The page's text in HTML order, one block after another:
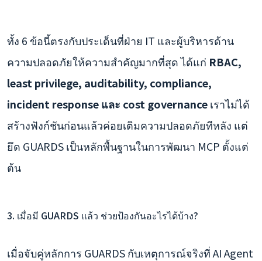
ทั้ง 6 ข้อนี้ตรงกับประเด็นที่ฝ่าย IT และผู้บริหารด้าน
ความปลอดภัยให้ความสำคัญมากที่สุด ได้แก่ RBAC,
least privilege, auditability, compliance,
incident response และ cost governanceเราไม่ได้
สร้างฟังก์ชันก่อนแล้วค่อยเติมความปลอดภัยทีหลัง แต่
ยึด GUARDS เป็นหลักพื้นฐานในการพัฒนา MCP ตั้งแต่
ต้น
3. เมื่อมี GUARDS แล้ว ช่วยป้องกันอะไรได้บ้าง?
เมื่อจับคู่หลักการ GUARDS กับเหตุการณ์จริงที่ AI Agent